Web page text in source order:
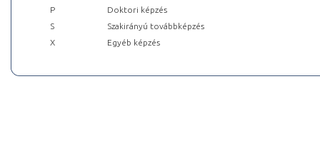
P
Doktori képzés
S
Szakirányú továbbképzés
X
Egyéb képzés